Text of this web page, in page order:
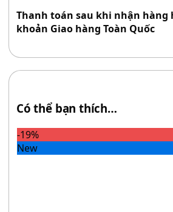
Thanh toán sau khi nhận hàng
khoản Giao hàng Toàn Quốc
Có thể bạn thích…
-19%
New